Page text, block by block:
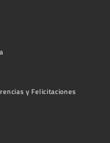
y Felicitaciones